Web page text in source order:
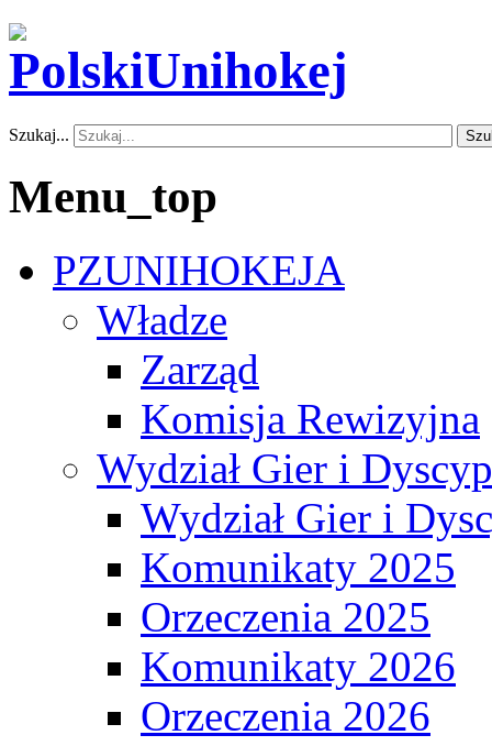
Szukaj...
Menu_top
PZUNIHOKEJA
Władze
Zarząd
Komisja Rewizyjna
Wydział Gier i
Wydział Gier i
Komunikaty 2025
Orzeczenia 2025
Komunikaty 2026
Orzeczenia 2026